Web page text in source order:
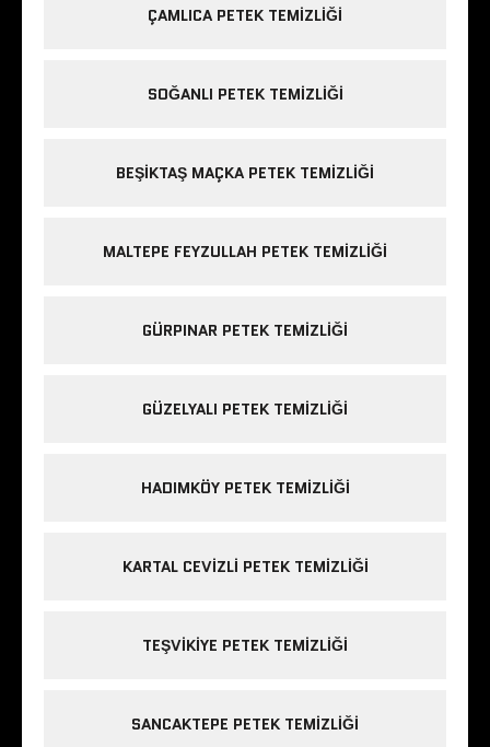
ÇAMLICA PETEK TEMIZLIĞI
SOĞANLI PETEK TEMIZLIĞI
BEŞIKTAŞ MAÇKA PETEK TEMIZLIĞI
MALTEPE FEYZULLAH PETEK TEMIZLIĞI
GÜRPINAR PETEK TEMIZLIĞI
GÜZELYALI PETEK TEMIZLIĞI
HADIMKÖY PETEK TEMIZLIĞI
KARTAL CEVIZLI PETEK TEMIZLIĞI
TEŞVIKIYE PETEK TEMIZLIĞI
SANCAKTEPE PETEK TEMIZLIĞI